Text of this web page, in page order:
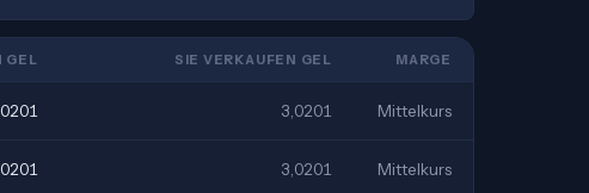
GEL SIE VERKAUFEN GEL MARGE
3,0201 Mittelkurs
3,0201 Mittelkurs